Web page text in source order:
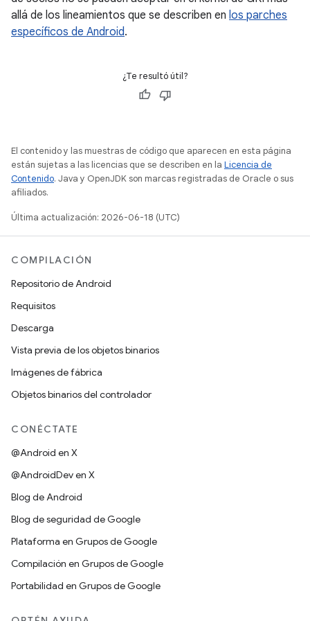
allá de los lineamientos que se describen en los parches
específicos de Android.
¿Te resultó útil?
El contenido y las muestras de código que aparecen en esta página
están sujetas a las licencias que se describen en la Licencia de
Contenido. Java y OpenJDK son marcas registradas de Oracle o sus
afiliados.
Última actualización: 2026-06-18 (UTC)
COMPILACIÓN
Repositorio de Android
Requisitos
Descarga
Vista previa de los objetos binarios
Imágenes de fábrica
Objetos binarios del controlador
CONÉCTATE
@Android en X
@AndroidDev en X
Blog de Android
Blog de seguridad de Google
Plataforma en Grupos de Google
Compilación en Grupos de Google
Portabilidad en Grupos de Google